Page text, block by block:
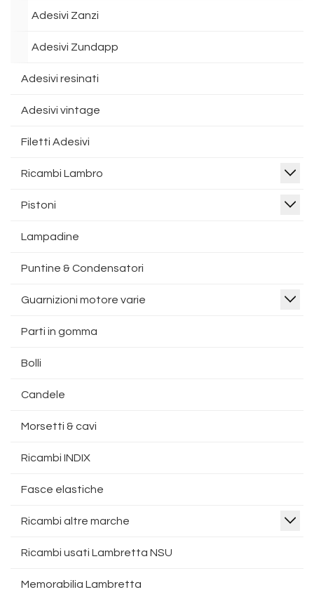
Adesivi Zanzi
Adesivi Zundapp
Adesivi resinati
Adesivi vintage
Filetti Adesivi
Ricambi Lambro
Pistoni
Lampadine
Puntine & Condensatori
Guarnizioni motore varie
Parti in gomma
Bolli
Candele
Morsetti & cavi
Ricambi INDIX
Fasce elastiche
Ricambi altre marche
Ricambi usati Lambretta NSU
Memorabilia Lambretta